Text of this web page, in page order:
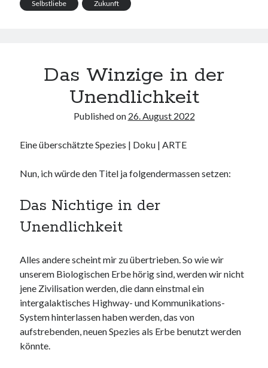
Selbstliebe Zukunft
Das Winzige in der
Unendlichkeit
Published on 26. August 2022
Eine überschätzte Spezies | Doku | ARTE
Nun, ich würde den Titel ja folgendermassen setzen:
Das Nichtige in der
Unendlichkeit
Alles andere scheint mir zu übertrieben. So wie wir
unserem Biologischen Erbe hörig sind, werden wir nicht
jene Zivilisation werden, die dann einstmal ein
intergalaktisches Highway- und Kommunikations-
System hinterlassen haben werden, das von
aufstrebenden, neuen Spezies als Erbe benutzt werden
könnte.